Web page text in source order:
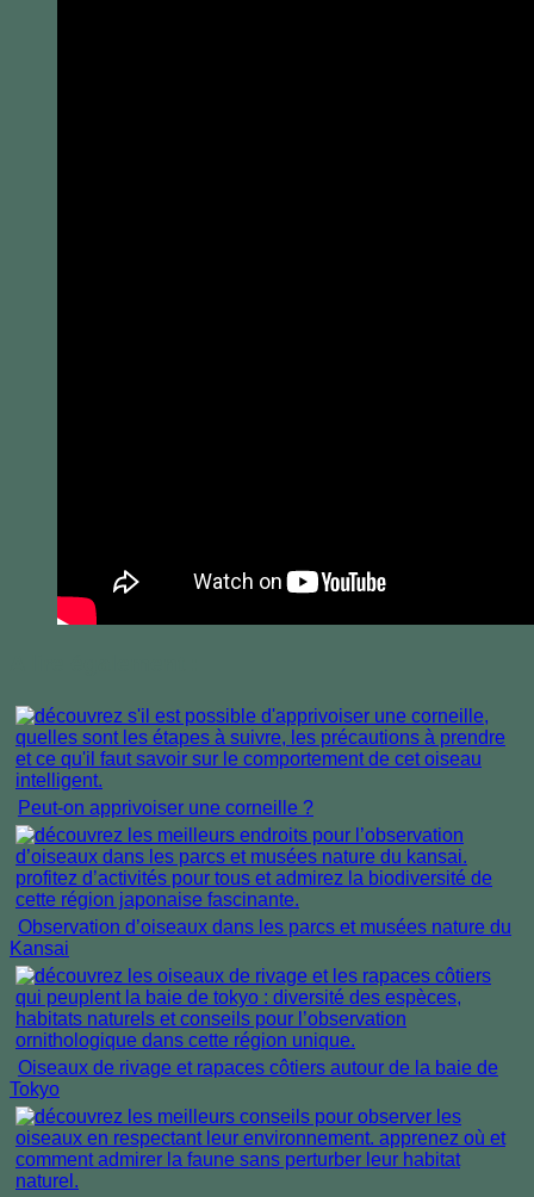
Peut-on apprivoiser une corneille ?
Observation d’oiseaux dans les parcs et musées nature du
Kansai
Oiseaux de rivage et rapaces côtiers autour de la baie de
Tokyo